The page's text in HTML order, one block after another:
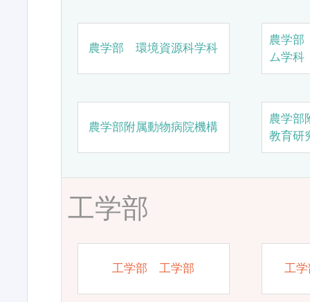
農学部 環境資源科学科
農学
ム学科
農学部附属動物病院機構
農学部
教育研
工学部
工学部 工学部 工